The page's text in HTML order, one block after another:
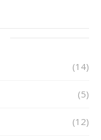
(14)
(5)
(12)